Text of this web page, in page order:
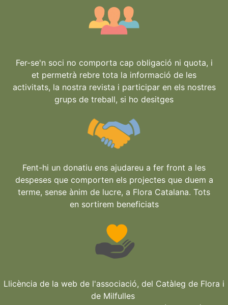
Fer-se'n soci no comporta cap obligació ni quota, i
et permetrà rebre tota la informació de les
activitats, la nostra revista i participar en els nostres
grups de treball, si ho desitges
Fent-hi un donatiu ens ajudareu a fer front a les
despeses que comporten els projectes que duem a
terme, sense ànim de lucre, a Flora Catalana. Tots
en sortirem beneficiats
Llicència de la web de l'associació, del Catàleg de Flora i
de Milfulles